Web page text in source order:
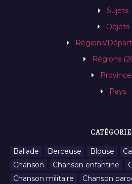
Sujets
Objets
Régions/
Régions
Pays
Ballade Berceuse Blouse
Chanson
Chanson enfantine
Chanson militaire
Chanson